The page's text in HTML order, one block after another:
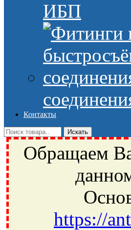
ИБП
Контакты
Обращаем
https://